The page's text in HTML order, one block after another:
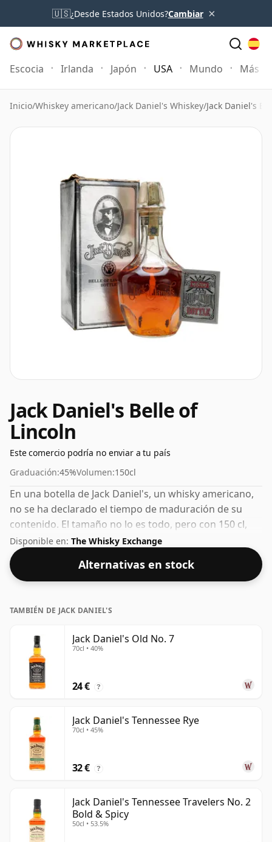
🇺🇸¿Desde Estados Unidos?Cambiar ×
Escocia Irlanda Japón USA Mundo Más
Inicio/Whiskey americano/Jack Daniel's Whiskey/Jack Daniel's
Jack Daniel's Belle of
Lincoln
Este comercio podría no enviar a tu país
Graduación:45%Volumen:150cl
En una botella de Jack Daniel's, un whisky americano,
no se ha declarado el tiempo de maduración de su
contenido. El tamaño no lo es todo, pero con 150 cl,
este, como mínimo, durará más.
Disponible en: The Whisky Exchange
Alternativas en stock
TAMBIÉN DE JACK DANIEL'S
Jack Daniel's Old No. 7
70cl • 40%
24 € ?
Jack Daniel's Tennessee Rye
70cl • 45%
32 € ?
Jack Daniel's Tennessee Travelers No. 2
Bold & Spicy
50cl • 53.5%